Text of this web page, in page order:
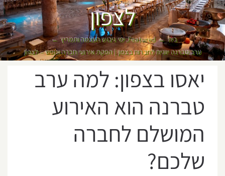
לצפון
בית Featured ימי גיבוש העצמה ותמריץ
ערב טברנה יוונית לחברות בצפון | הפקת אירועי חברה ונופש – לצפון
יאסו בצפון: למה ערב
טברנה הוא האירוע
המושלם לחברה
שלכם?